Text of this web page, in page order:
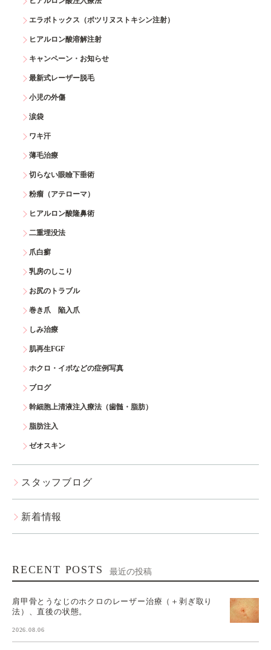
エラボトックス（ボツリヌストキシン注射）
ヒアルロン酸溶解注射
キャンペーン・お知らせ
最新式レーザー脱毛
小児の外傷
涙袋
ワキ汗
薄毛治療
切らない眼瞼下垂術
粉瘤（アテローマ）
ヒアルロン酸隆鼻術
二重埋没法
爪白癬
乳房のしこり
お尻のトラブル
巻き爪 陥入爪
しみ治療
肌再生FGF
ホクロ・イボなどの症例写真
ブログ
幹細胞上清液注入療法（歯髄・脂肪）
脂肪注入
ゼオスキン
スタッフブログ
新着情報
RECENT POSTS 最近の投稿
肩甲骨とうなじのホクロのレーザー治療（＋剥ぎ取り
法）、直後の状態。
2026.08.06